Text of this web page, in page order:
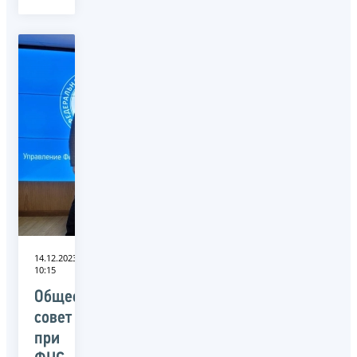
14.12.2023
10:15
Общественный
совет
при